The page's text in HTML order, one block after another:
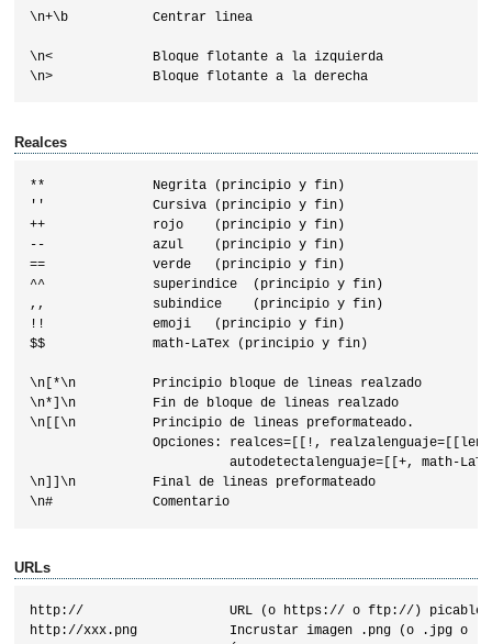
\n+\b           Centrar linea
\n<             Bloque flotante a la izquierda
Realces
**              Negrita (principio y fin)
''              Cursiva (principio y fin)
++              rojo    (principio y fin)
--              azul    (principio y fin)
==              verde   (principio y fin)
^^              superindice  (principio y fin)
,,              subindice    (principio y fin)
!!              emoji   (principio y fin)
$$              math-LaTex (principio y fin)
\n[*\n          Principio bloque de lineas realzado
\n*]\n          Fin de bloque de lineas realzado
\n[[\n          Principio de lineas preformateado.
Opciones: realces=[[!,
autodetectalenguaje=[[+, math-
\n]]\n          Final de lineas preformateado
URLs
http://                   URL (o https:// o ftp://) picable
http://xxx.png            Incrustar imagen .png (o .jpg o